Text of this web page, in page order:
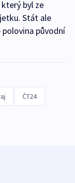
byl ze
Stát ale
původní
ČT24